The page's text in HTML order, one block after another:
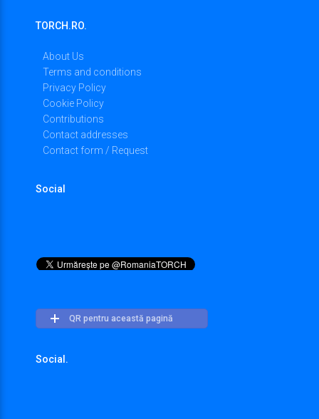
TORCH.RO.
About Us
Terms and conditions
Privacy Policy
Cookie Policy
Contributions
Contact addresses
Contact form / Request
Social
QR pentru această pagină
Social.